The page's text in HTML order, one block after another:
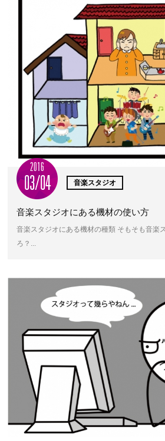
2016
03/04 音楽スタジオ
音楽スタジオにある機材の使い方
音楽スタジオにある機材の種類 そもそも音楽
ろ？...